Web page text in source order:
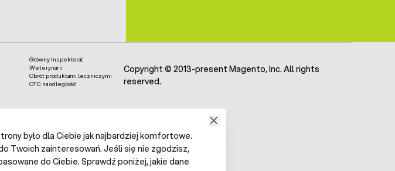
Główny Inspektorat
Weterynarii
Obrót produktami leczniczymi
OTC na odległość
Copyright © 2013-present Magento, Inc. All rights
reserved.
było dla Ciebie jak najbardziej komfortowe.
Twoich zainteresowań. Jeśli się nie zgodzisz,
do Ciebie. Sprawdź poniżej, jakie dane